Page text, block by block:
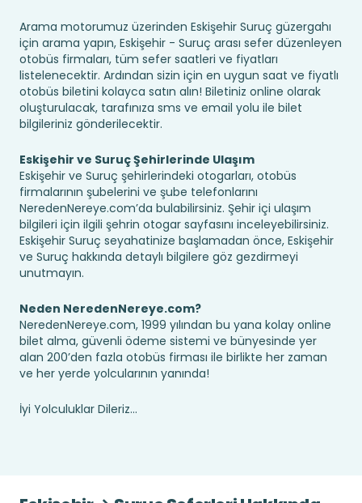
Arama motorumuz üzerinden Eskişehir Suruç güzergahı
için arama yapın, Eskişehir - Suruç arası sefer düzenleyen
otobüs firmaları, tüm sefer saatleri ve fiyatları
listelenecektir. Ardından sizin için en uygun saat ve fiyatlı
otobüs biletini kolayca satın alın! Biletiniz online olarak
oluşturulacak, tarafınıza sms ve email yolu ile bilet
bilgileriniz gönderilecektir.
Eskişehir ve Suruç Şehirlerinde Ulaşım
Eskişehir ve Suruç şehirlerindeki otogarları, otobüs
firmalarının şubelerini ve şube telefonlarını
NeredenNereye.com’da bulabilirsiniz. Şehir içi ulaşım
bilgileri için ilgili şehrin otogar sayfasını inceleyebilirsiniz.
Eskişehir Suruç seyahatinize başlamadan önce, Eskişehir
ve Suruç hakkında detaylı bilgilere göz gezdirmeyi
unutmayın.
Neden NeredenNereye.com?
NeredenNereye.com, 1999 yılından bu yana kolay online
bilet alma, güvenli ödeme sistemi ve bünyesinde yer
alan 200’den fazla otobüs firması ile birlikte her zaman
ve her yerde yolcularının yanında!
İyi Yolculuklar Dileriz...